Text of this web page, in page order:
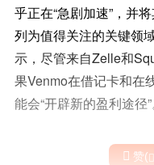
乎正在“急剧加速”，并
列为值得关注的关键领
示，尽管来自Zelle和
果Venmo在借记卡和在
能会“开辟新的盈利途径”
 赞(